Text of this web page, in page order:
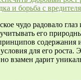
и борьба с
чудо радовало глаз
его
содержания
для его роста.
взамен дарит